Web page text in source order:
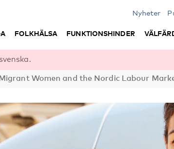
Nyheter
FOLKHÄLSA FUNKTIONSHINDER
Women and the Nordic Labour